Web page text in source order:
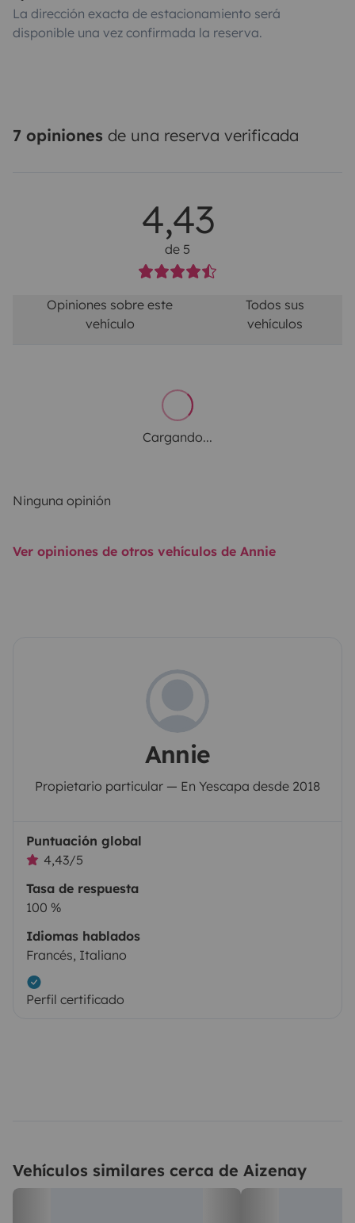
La dirección exacta de estacionamiento será
disponible una vez confirmada la reserva.
7 opiniones de una reserva verificada
4,43
de 5
Opiniones sobre este
vehículo
Todos sus
vehículos
Cargando...
Ninguna opinión
Ver opiniones de otros vehículos de Annie
Annie
Propietario particular — En Yescapa desde 2018
Puntuación global
4,43/5
Tasa de respuesta
100 %
Idiomas hablados
Francés, Italiano
Perfil certificado
Vehículos similares cerca de Aizenay